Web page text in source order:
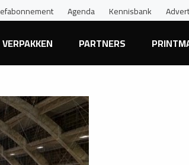
Agenda Kennisbank
VERPAKKEN PARTNERS